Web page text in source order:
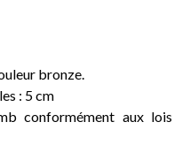
bronze.
: 5 cm
conformément aux lois